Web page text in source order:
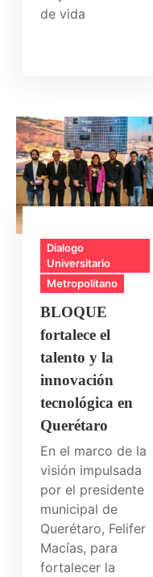
de vida
Dialogo
Universitario
Metropolitano
BLOQUE
fortalece el
talento y la
innovación
tecnológica en
Querétaro
En el marco de la
visión impulsada
por el presidente
municipal de
Querétaro, Felifer
Macías, para
fortalecer la